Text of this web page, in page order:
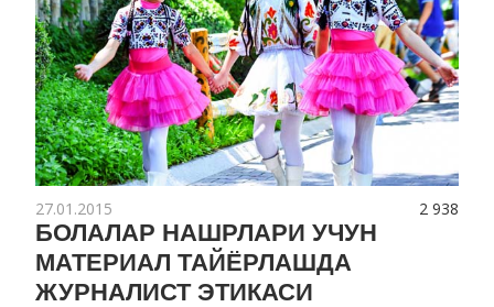
2 938
27.01.2015
БОЛАЛАР НАШРЛАРИ УЧУН
МАТЕРИАЛ ТАЙЁРЛАШДА
ЖУРНАЛИСТ ЭТИКАСИ